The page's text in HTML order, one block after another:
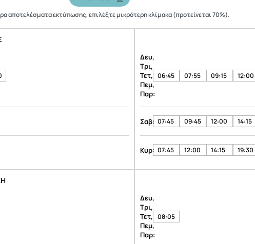
αποτελέσματα εκτύπωσης, επιλέξτε μικρότερη κλίμακα (προτείνεται 70%).
Δευ,
Τρι,
Τετ,
Πεμ,
Παρ:
06:45 07:55 09:15 12:00
Σαβ: 07:45 09:45 12:00 14:15
Κυρ: 07:45 12:00 14:15 19:30
Δευ,
Τρι,
Τετ,
Πεμ,
Παρ:
08:05